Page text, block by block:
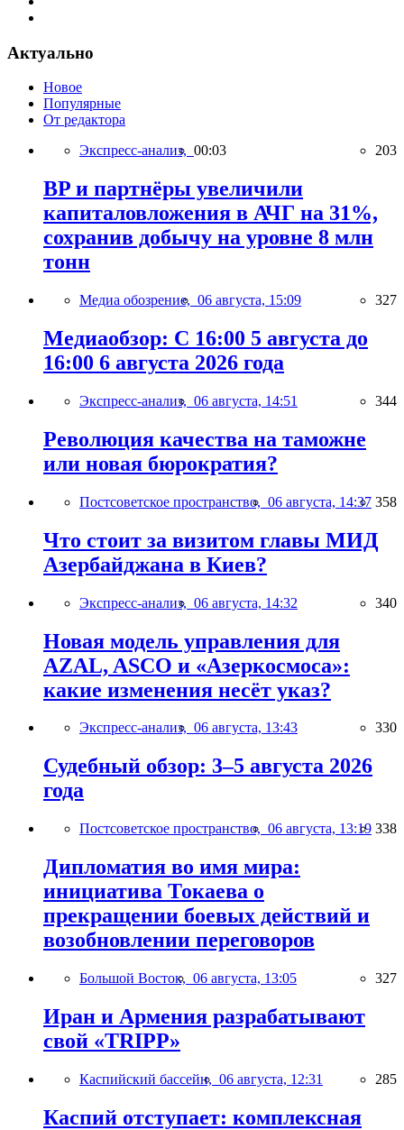
Актуально
Новое
Популярные
От редактора
Экспресс-анализ, 00:03 203
BP и партнёры увеличили
капиталовложения в АЧГ на 31%,
сохранив добычу на уровне 8 млн
тонн
Медиа обозрение, 06 августа, 15:09 327
Медиаобзор: С 16:00 5 августа до
16:00 6 августа 2026 года
Экспресс-анализ, 06 августа, 14:51 344
Революция качества на таможне
или новая бюрократия?
Постсоветское пространство, 06 августа, 14:37 358
Что стоит за визитом главы МИД
Азербайджана в Киев?
Экспресс-анализ, 06 августа, 14:32 340
Новая модель управления для
AZAL, ASCO и «Азеркосмоса»:
какие изменения несёт указ?
Экспресс-анализ, 06 августа, 13:43 330
Судебный обзор: 3–5 августа 2026
года
Постсоветское пространство, 06 августа, 13:19 338
Дипломатия во имя мира:
инициатива Токаева о
прекращении боевых действий и
возобновлении переговоров
Большой Восток, 06 августа, 13:05 327
Иран и Армения разрабатывают
свой «TRIPP»
Каспийский бассейн, 06 августа, 12:31 285
Каспий отступает: комплексная